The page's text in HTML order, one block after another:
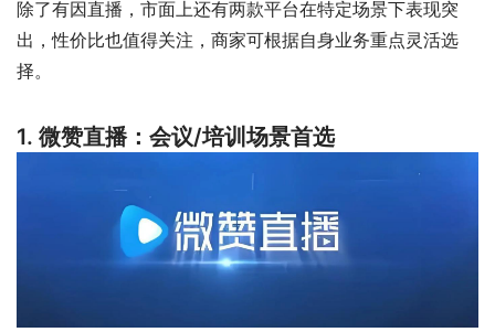
除了有因直播，市面上还有两款平台在特定场景下表现突
出，性价比也值得关注，商家可根据自身业务重点灵活选
择。
1. 微赞直播：会议/培训场景首选